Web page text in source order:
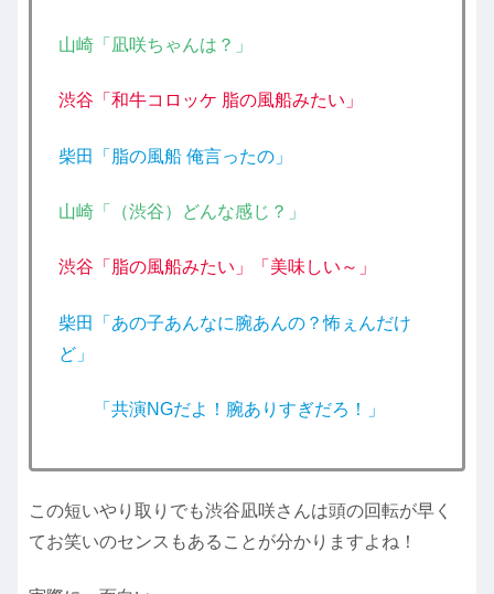
山崎「凪咲ちゃんは？」
渋谷「和牛コロッケ 脂の風船みたい」
柴田「脂の風船 俺言ったの」
山崎「（渋谷）どんな感じ？」
渋谷「脂の風船みたい」「美味しい～」
柴田「あの子あんなに腕あんの？怖ぇんだけ
ど」
「共演NGだよ！腕ありすぎだろ！」
この短いやり取りでも渋谷凪咲さんは頭の回転が早く
てお笑いのセンスもあることが分かりますよね！